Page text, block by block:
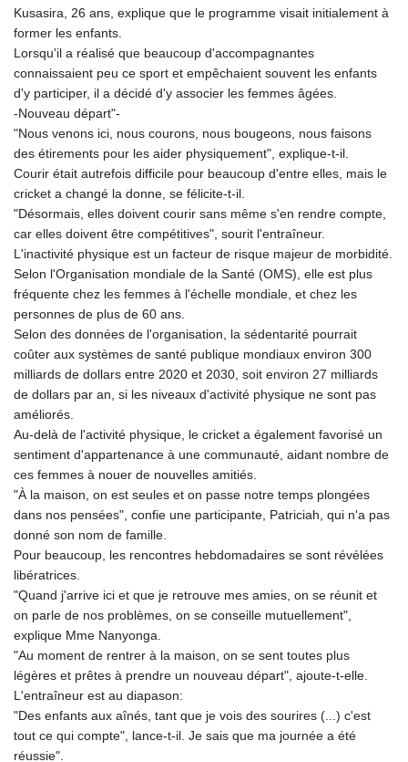
Kusasira, 26 ans, explique que le programme visait initialement à
former les enfants.
Lorsqu'il a réalisé que beaucoup d'accompagnantes
connaissaient peu ce sport et empêchaient souvent les enfants
d'y participer, il a décidé d'y associer les femmes âgées.
-Nouveau départ"-
"Nous venons ici, nous courons, nous bougeons, nous faisons
des étirements pour les aider physiquement", explique-t-il.
Courir était autrefois difficile pour beaucoup d'entre elles, mais le
cricket a changé la donne, se félicite-t-il.
"Désormais, elles doivent courir sans même s'en rendre compte,
car elles doivent être compétitives", sourit l'entraîneur.
L'inactivité physique est un facteur de risque majeur de morbidité.
Selon l'Organisation mondiale de la Santé (OMS), elle est plus
fréquente chez les femmes à l'échelle mondiale, et chez les
personnes de plus de 60 ans.
Selon des données de l'organisation, la sédentarité pourrait
coûter aux systèmes de santé publique mondiaux environ 300
milliards de dollars entre 2020 et 2030, soit environ 27 milliards
de dollars par an, si les niveaux d'activité physique ne sont pas
améliorés.
Au-delà de l'activité physique, le cricket a également favorisé un
sentiment d'appartenance à une communauté, aidant nombre de
ces femmes à nouer de nouvelles amitiés.
"À la maison, on est seules et on passe notre temps plongées
dans nos pensées", confie une participante, Patriciah, qui n'a pas
donné son nom de famille.
Pour beaucoup, les rencontres hebdomadaires se sont révélées
libératrices.
"Quand j'arrive ici et que je retrouve mes amies, on se réunit et
on parle de nos problèmes, on se conseille mutuellement",
explique Mme Nanyonga.
"Au moment de rentrer à la maison, on se sent toutes plus
légères et prêtes à prendre un nouveau départ", ajoute-t-elle.
L'entraîneur est au diapason:
"Des enfants aux aînés, tant que je vois des sourires (...) c'est
tout ce qui compte", lance-t-il. Je sais que ma journée a été
réussie".